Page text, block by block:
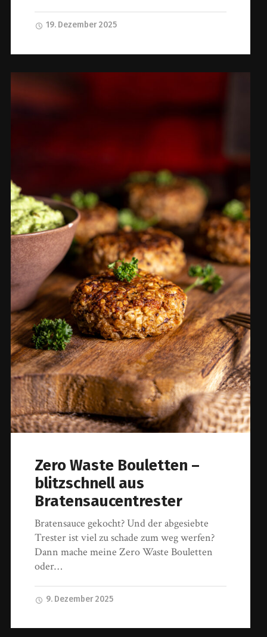
19. Dezember 2025
Zero Waste Bouletten –
blitzschnell aus
Bratensaucentrester
Bratensauce gekocht? Und der abgesiebte
Trester ist viel zu schade zum weg werfen?
Dann mache meine Zero Waste Bouletten
oder…
9. Dezember 2025